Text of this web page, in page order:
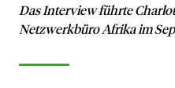
Das Interview führte
Netzwerkbüro Afrika im